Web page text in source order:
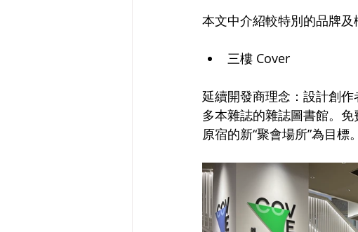
本文中介紹較特別的品牌及
三樓 Cover
延續開發商理念：設計創
多本雜誌的雜誌圖書館。
原宿的新“聚會場所”為目標。